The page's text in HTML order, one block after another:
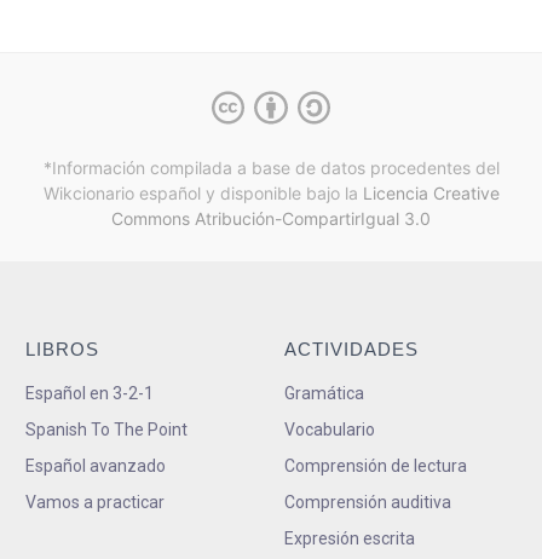
*Información compilada a base de datos procedentes del
Wikcionario español y disponible bajo la Licencia Creative
Commons Atribución-CompartirIgual 3.0
LIBROS
Español en 3-2-1
Spanish To The Point
Español avanzado
Vamos a practicar
ACTIVIDADES
Gramática
Vocabulario
Comprensión de lectura
Comprensión auditiva
Expresión escrita